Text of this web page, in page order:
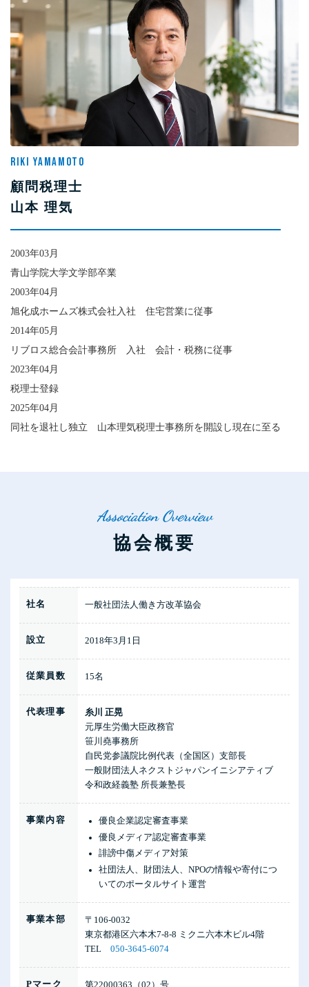
RIKI YAMAMOTO
顧問税理士
山本 理気
2003年03月
青山学院大学文学部卒業
2003年04月
旭化成ホームズ株式会社入社 住宅営業に従事
2014年05月
リブロス総合会計事務所 入社 会計・税務に従事
2023年04月
税理士登録
2025年04月
同社を退社し独立 山本理気税理士事務所を開設し現在に至る
Association Overview
協会概要
社名 一般社団法人働き方改革協会
設立 2018年3月1日
従業員数 15名
代表理事
糸川 正晃
元厚生労働大臣政務官
笹川堯事務所
自民党参議院比例代表（全国区）支部長
一般財団法人ネクストジャパンイニシアティブ
令和政経義塾 所長兼塾長
事業内容
優良企業認定審査事業
優良メディア認定審査事業
誹謗中傷メディア対策
社団法人、財団法人、NPOの情報や寄付につ
いてのポータルサイト運営
事業本部
〒106-0032
東京都港区六本木7-8-8 ミクニ六本木ビル4階
TEL 050-3645-6074
Pマーク